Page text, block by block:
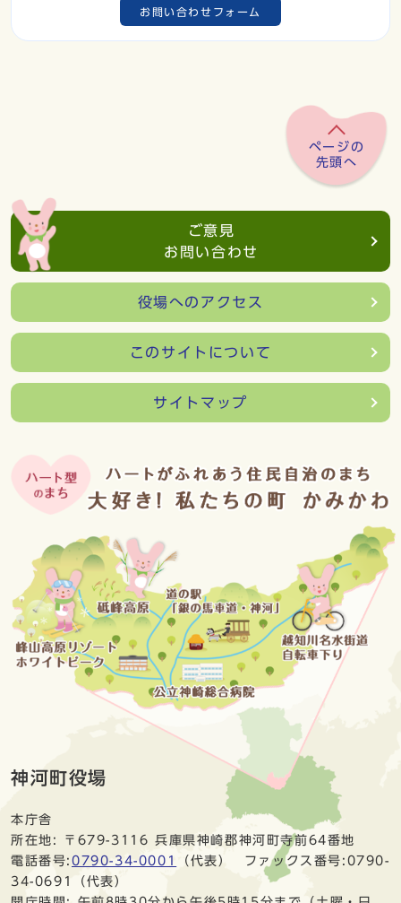
お問い合わせフォーム
ページの
先頭へ
ご意見
お問い合わせ
役場へのアクセス
このサイトについて
サイトマップ
神河町役場
本庁舎
所在地: 〒679-3116 兵庫県神崎郡神河町寺前64番地
電話番号: 0790-34-0001
（代表） ファックス番号:0790-
34-0691（代表）